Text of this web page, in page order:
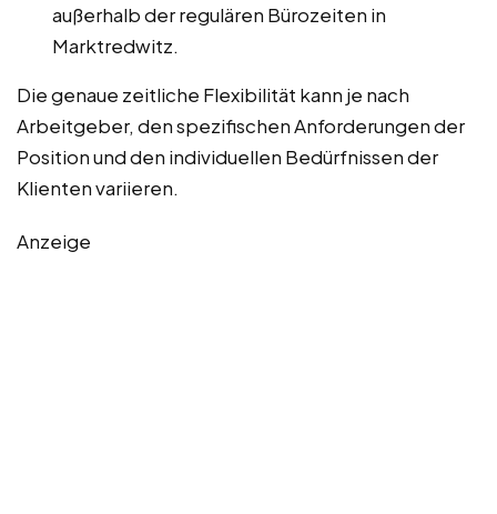
außerhalb der regulären Bürozeiten in
Marktredwitz.
Die genaue zeitliche Flexibilität kann je nach
Arbeitgeber, den spezifischen Anforderungen der
Position und den individuellen Bedürfnissen der
Klienten variieren.
Anzeige